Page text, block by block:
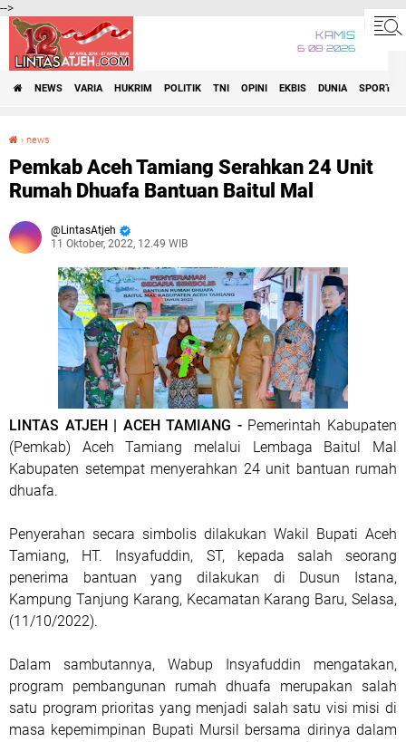
-->
KAMIS
6•08•2026
NEWS VARIA HUKRIM POLITIK TNI OPINI EKBIS DUNIA SPORT
› news
Pemkab Aceh Tamiang Serahkan 24 Unit
Rumah Dhuafa Bantuan Baitul Mal
LintasAtjeh
11 Oktober, 2022, 12.49 WIB
LINTAS ATJEH | ACEH TAMIANG - Pemerintah Kabupaten
(Pemkab) Aceh Tamiang melalui Lembaga Baitul Mal
Kabupaten setempat menyerahkan 24 unit bantuan rumah
dhuafa.
Penyerahan secara simbolis dilakukan Wakil Bupati Aceh
Tamiang, HT. Insyafuddin, ST, kepada salah seorang
penerima bantuan yang dilakukan di Dusun Istana,
Kampung Tanjung Karang, Kecamatan Karang Baru, Selasa,
(11/10/2022).
Dalam sambutannya, Wabup Insyafuddin mengatakan,
program pembangunan rumah dhuafa merupakan salah
satu program prioritas yang menjadi salah satu visi misi di
masa kepemimpinan Bupati Mursil bersama dirinya dalam